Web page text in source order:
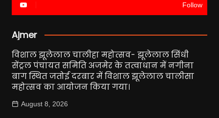
Follow
Ajmer
विशाल झूलेलाल चालीहा महोत्सव- झूलेलाल सिंधी
सेंट्रल पंचायत समिति अजमेर के तत्वाधान में नगीना
बाग स्थित जतोई दरबार में विशाल झूलेलाल चालीसा
महोत्सव का आयोजन किया गया।
August 8, 2026